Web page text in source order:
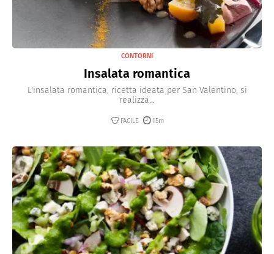
CONTORNI
Insalata romantica
L'insalata romantica, ricetta ideata per San Valentino, si
realizza...
FACILE 15m